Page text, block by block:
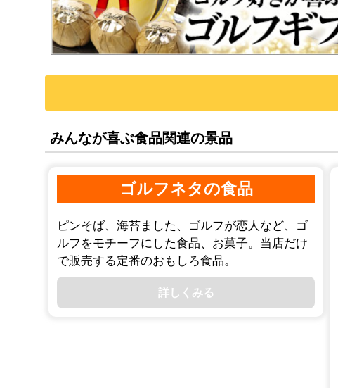
みんなが喜ぶ食品関連の景品
ゴルフネタの食品
ピンそば、海苔ました、ゴルフが恋人など、ゴ